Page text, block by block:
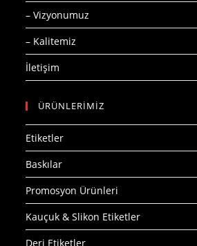
– Vizyonumuz
– Kalitemiz
İletişim
ÜRÜNLERİMİZ
Etiketler
Baskılar
Promosyon Ürünleri
Kauçuk & Slikon Etiketler
Deri Etiketler